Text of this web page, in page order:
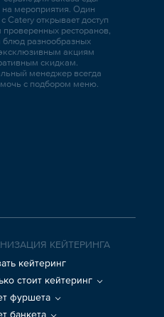
на мероприятия. Один
Catery открывает доступ
проверенных ресторанов,
блюд разнообразных
акциям
скидкам.
менеджер всегда
с подбором меню.
КЕЙТЕРИНГА
кейтеринг
стоит кейтеринг
фуршета
банкета